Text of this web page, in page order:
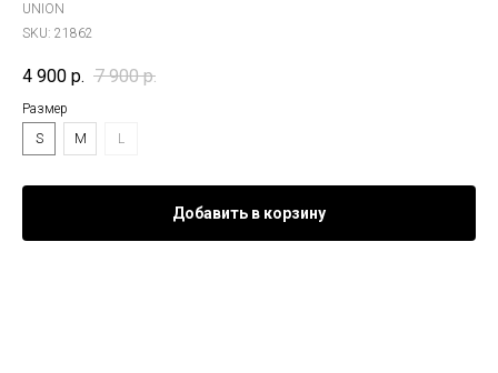
UNION
SKU: 21862
4 900 р. 7 900 р.
Размер
S
M L
Добавить в корзину